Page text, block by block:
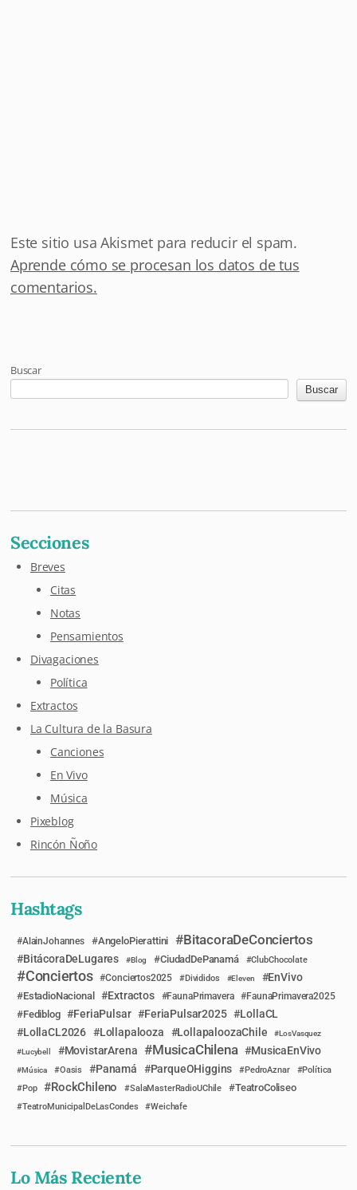
Este sitio usa Akismet para reducir el spam.
Aprende cómo se procesan los datos de tus
comentarios.
Buscar
Buscar
Secciones
Breves
Citas
Notas
Pensamientos
Divagaciones
Política
Extractos
La Cultura de la Basura
Canciones
En Vivo
Música
Pixeblog
Rincón Ñoño
Hashtags
AlainJohannes AngeloPierattini BitacoraDeConciertos
BitácoraDeLugares Blog CiudadDePanamá ClubChocolate
Conciertos Conciertos2025 Divididos Eleven EnVivo
EstadioNacional Extractos FaunaPrimavera FaunaPrimavera2025
Fediblog FeriaPulsar FeriaPulsar2025
LollaCL
LollaCL2026
Lollapalooza LollapaloozaChile
LosVasquez
Lucybell
MovistarArena MusicaChilena MusicaEnVivo
Música Oasis Panamá ParqueOHiggins PedroAznar
Política
Pop
RockChileno SalaMasterRadioUChile TeatroColiseo
TeatroMunicipalDeLasCondes Weichafe
Lo Más Reciente